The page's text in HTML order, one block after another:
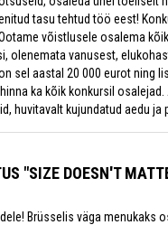
tasu tehtud töö eest!
võistlusele osalema
olenemata vanusest,
sel aastal 20 000 eurot ning
ka kõik konkursil osalejad.
huvitavalt kujundatud aedu ja
"SIZE DOESN'T
Brüsselis väga menukaks